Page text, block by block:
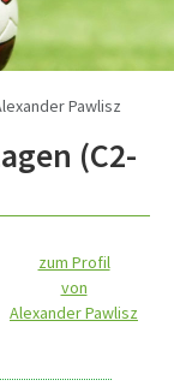
Pawlisz
(C2-
zum Profil
von
Alexander Pawlisz